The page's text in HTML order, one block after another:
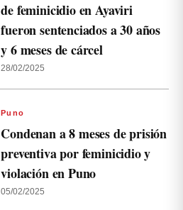
de feminicidio en Ayaviri
fueron sentenciados a 30 años
y 6 meses de cárcel
28/02/2025
Puno
Condenan a 8 meses de prisión
preventiva por feminicidio y
violación en Puno
05/02/2025